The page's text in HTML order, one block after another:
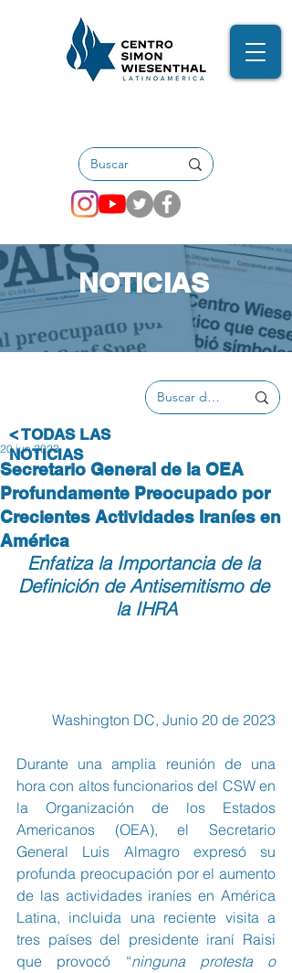
NOTICIAS
Secretario General de la OEA
Profundamente Preocupado por
Crecientes Actividades Iraníes en
América
20 jun 2023
Enfatiza la Importancia de la
Definición de Antisemitismo de
la IHRA
Washington DC, Junio 20 de 2023
Durante una amplia reunión de una
hora con altos funcionarios del CSW en
la Organización de los Estados
Americanos (OEA), el Secretario
General Luis Almagro expresó su
profunda preocupación por el aumento
de las actividades iraníes en América
Latina, incluida una reciente visita a
tres países del presidente iraní Raisi
que provocó “ninguna protesta o
< TODAS LAS
NOTICIAS